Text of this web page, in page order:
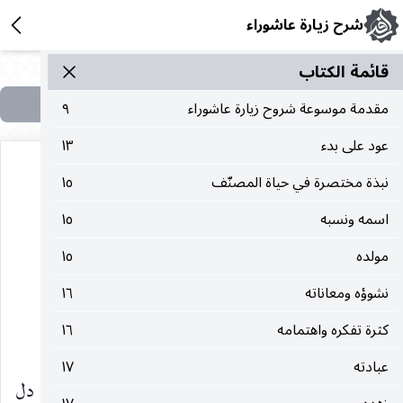
شرح زيارة عاشوراء
قائمة الکتاب
مقدمة موسوعة شروح زيارة عاشوراء
٩
عود على بدء
١٣
نبذة مختصرة في حياة المصنّف
١٥
اسمه ونسبه
١٥
مولده
١٥
نشوؤه ومعاناته
١٦
كثرة تفكره واهتمامه
١٦
عبادته
١٧
[التنبيه] الثامن :
في أنّه هل يشترط زيارة عاشوراء بالغُسل؟
أنه هل يشترط الزيارة المتقدّمة بالغسل؟